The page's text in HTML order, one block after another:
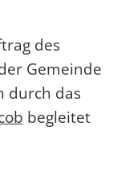
des
Gemeinde
durch das
begleitet